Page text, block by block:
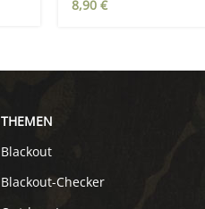
8,90 €
THEMEN
Blackout
Blackout-Checker